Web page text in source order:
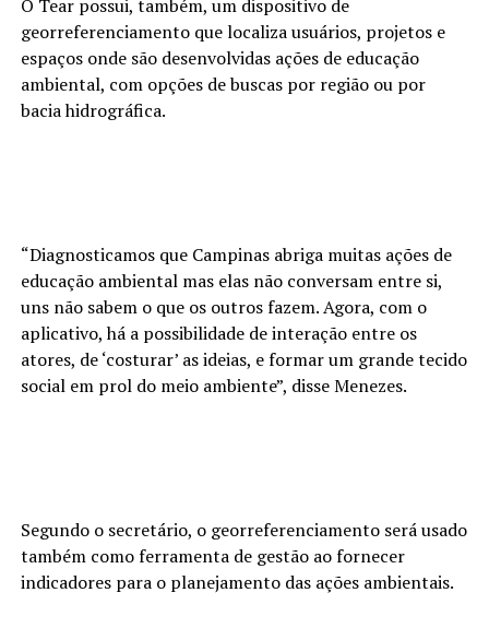
O Tear possui, também, um dispositivo de
georreferenciamento que localiza usuários, projetos e
espaços onde são desenvolvidas ações de educação
ambiental, com opções de buscas por região ou por
bacia hidrográfica.
“Diagnosticamos que Campinas abriga muitas ações de
educação ambiental mas elas não conversam entre si,
uns não sabem o que os outros fazem. Agora, com o
aplicativo, há a possibilidade de interação entre os
atores, de ‘costurar’ as ideias, e formar um grande tecido
social em prol do meio ambiente”, disse Menezes.
Segundo o secretário, o georreferenciamento será usado
também como ferramenta de gestão ao fornecer
indicadores para o planejamento das ações ambientais.